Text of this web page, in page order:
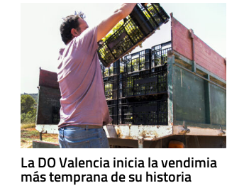
La DO Valencia inicia la vendimia
más temprana de su historia